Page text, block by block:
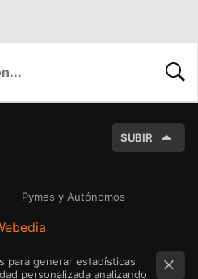
SUBIR
Pymes y Autónomos
para generar estadísticas
personalizada analizando